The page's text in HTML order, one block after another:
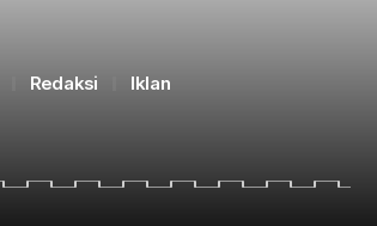
Redaksi Iklan